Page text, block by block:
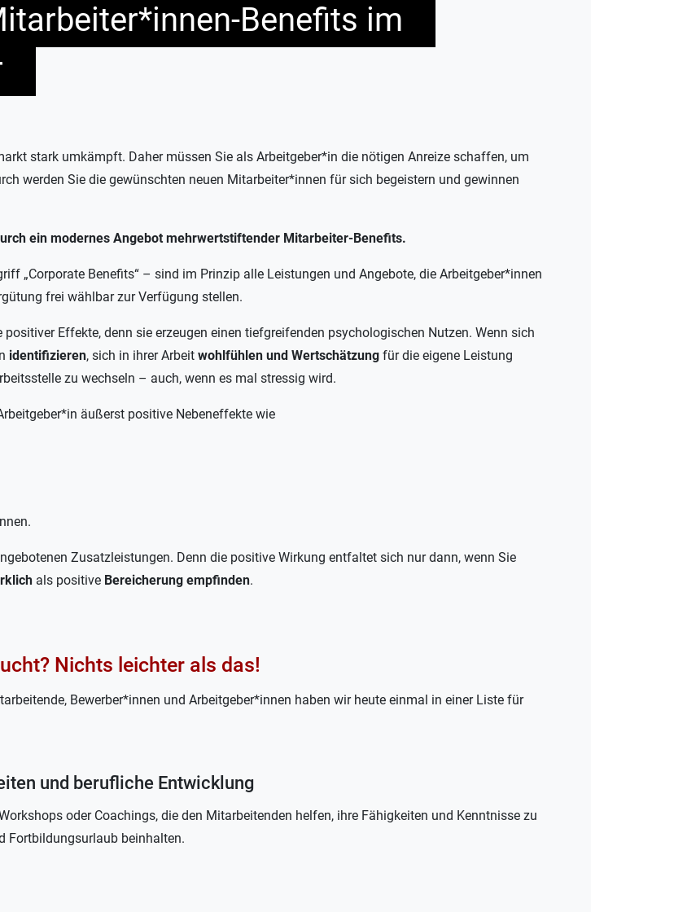
Benefits im
stark umkämpft. Daher müssen Sie als Arbeitgeber*in die nötigen Anreize schaffen, um
werden Sie die gewünschten neuen Mitarbeiter*innen für sich begeistern und gewinnen
ein modernes Angebot mehrwertstiftender Mitarbeiter-Benefits.
„Corporate Benefits“ – sind im Prinzip alle Leistungen und Angebote, die Arbeitgeber*innen
frei wählbar zur Verfügung stellen.
Effekte, denn sie erzeugen einen tiefgreifenden psychologischen Nutzen. Wenn sich
identifizieren, sich in ihrer Arbeit wohlfühlen und Wertschätzung für die eigene Leistung
zu wechseln – auch, wenn es mal stressig wird.
äußerst positive Nebeneffekte wie
Zusatzleistungen. Denn die positive Wirkung entfaltet sich nur dann, wenn Sie
als positive Bereicherung empfinden.
Nichts leichter als das!
Bewerber*innen und Arbeitgeber*innen haben wir heute einmal in einer Liste für
und berufliche Entwicklung
oder Coachings, die den Mitarbeitenden helfen, ihre Fähigkeiten und Kenntnisse zu
Fortbildungsurlaub beinhalten.